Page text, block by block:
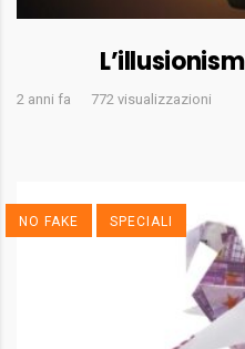
2 anni fa 772 visualizzazioni
NO FAKE SPECIALI